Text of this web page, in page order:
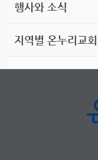
행사와 소식
지역별 온누리교회